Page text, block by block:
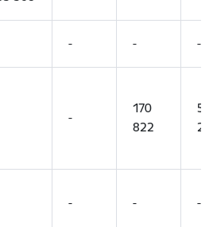
- - -
-
170
822
53
- - -